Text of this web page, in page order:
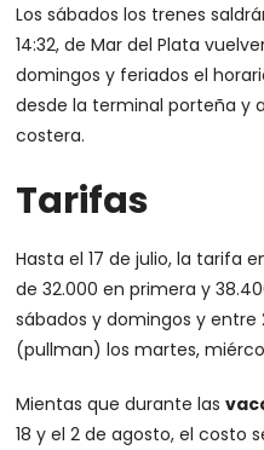
Los sábados los trenes
14:32, de Mar del Plata
domingos y feriados el
desde la terminal porteña y a
costera.
Tarifas
Hasta el 17 de julio, la tarifa
de 32.000 en primera y
sábados y domingos y
(pullman) los martes,
Mientas que durante las
18 y el 2 de agosto, el costo